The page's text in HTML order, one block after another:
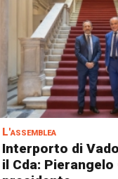
L'assemblea
Interporto di
il Cda: